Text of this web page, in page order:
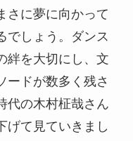
さに夢に向かって
でしょう。ダンス
絆を大切にし、文
ードが数多く残さ
代の木村柾哉さん
げて見ていきまし